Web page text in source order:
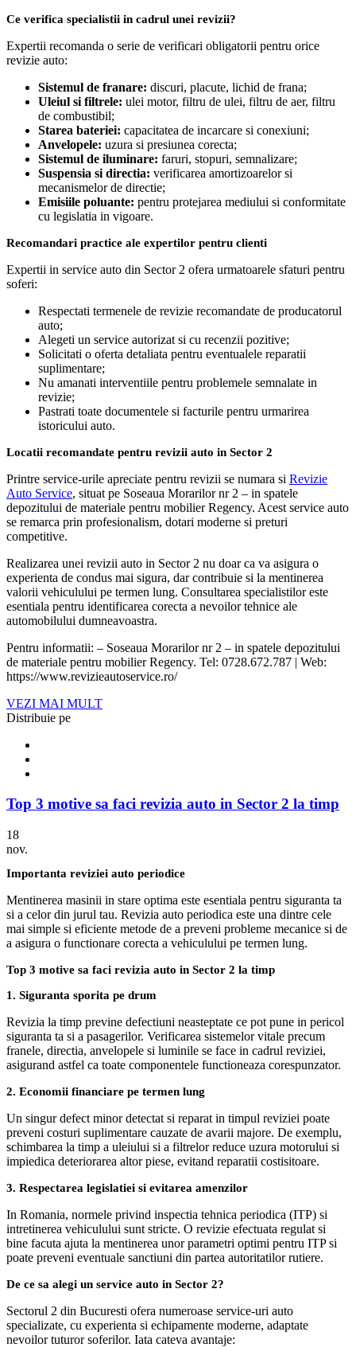
Ce verifica specialistii in cadrul unei revizii?
Expertii recomanda o serie de verificari obligatorii pentru orice
revizie auto:
Sistemul de franare: discuri, placute, lichid de frana;
Uleiul si filtrele: ulei motor, filtru de ulei, filtru de aer, filtru
de combustibil;
Starea bateriei: capacitatea de incarcare si conexiuni;
Anvelopele: uzura si presiunea corecta;
Sistemul de iluminare: faruri, stopuri, semnalizare;
Suspensia si directia: verificarea amortizoarelor si
mecanismelor de directie;
Emisiile poluante: pentru protejarea mediului si conformitate
cu legislatia in vigoare.
Recomandari practice ale expertilor pentru clienti
Expertii in service auto din Sector 2 ofera urmatoarele sfaturi pentru
soferi:
Respectati termenele de revizie recomandate de producatorul
auto;
Alegeti un service autorizat si cu recenzii pozitive;
Solicitati o oferta detaliata pentru eventualele reparatii
suplimentare;
Nu amanati interventiile pentru problemele semnalate in
revizie;
Pastrati toate documentele si facturile pentru urmarirea
istoricului auto.
Locatii recomandate pentru revizii auto in Sector 2
Printre service-urile apreciate pentru revizii se numara si Revizie
Auto Service, situat pe Soseaua Morarilor nr 2 – in spatele
depozitului de materiale pentru mobilier Regency. Acest service auto
se remarca prin profesionalism, dotari moderne si preturi
competitive.
Realizarea unei revizii auto in Sector 2 nu doar ca va asigura o
experienta de condus mai sigura, dar contribuie si la mentinerea
valorii vehiculului pe termen lung. Consultarea specialistilor este
esentiala pentru identificarea corecta a nevoilor tehnice ale
automobilului dumneavoastra.
Pentru informatii: – Soseaua Morarilor nr 2 – in spatele depozitului
de materiale pentru mobilier Regency. Tel: 0728.672.787 | Web:
https://www.revizieautoservice.ro/
VEZI MAI MULT
Distribuie pe
Top 3 motive sa faci revizia auto in Sector 2 la timp
18
nov.
Importanta reviziei auto periodice
Mentinerea masinii in stare optima este esentiala pentru siguranta ta
si a celor din jurul tau. Revizia auto periodica este una dintre cele
mai simple si eficiente metode de a preveni probleme mecanice si de
a asigura o functionare corecta a vehiculului pe termen lung.
Top 3 motive sa faci revizia auto in Sector 2 la timp
1. Siguranta sporita pe drum
Revizia la timp previne defectiuni neasteptate ce pot pune in pericol
siguranta ta si a pasagerilor. Verificarea sistemelor vitale precum
franele, directia, anvelopele si luminile se face in cadrul reviziei,
asigurand astfel ca toate componentele functioneaza corespunzator.
2. Economii financiare pe termen lung
Un singur defect minor detectat si reparat in timpul reviziei poate
preveni costuri suplimentare cauzate de avarii majore. De exemplu,
schimbarea la timp a uleiului si a filtrelor reduce uzura motorului si
impiedica deteriorarea altor piese, evitand reparatii costisitoare.
3. Respectarea legislatiei si evitarea amenzilor
In Romania, normele privind inspectia tehnica periodica (ITP) si
intretinerea vehiculului sunt stricte. O revizie efectuata regulat si
bine facuta ajuta la mentinerea unor parametri optimi pentru ITP si
poate preveni eventuale sanctiuni din partea autoritatilor rutiere.
De ce sa alegi un service auto in Sector 2?
Sectorul 2 din Bucuresti ofera numeroase service-uri auto
specializate, cu experienta si echipamente moderne, adaptate
nevoilor tuturor soferilor. Iata cateva avantaje: